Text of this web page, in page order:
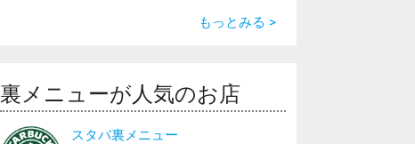
もっとみる >
裏メニューが人気のお店
スタバ裏メニュー